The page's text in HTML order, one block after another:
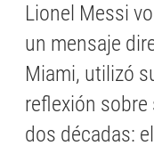
Lionel Messi
un mensaje
Miami, utilizó
reflexión
dos décadas: